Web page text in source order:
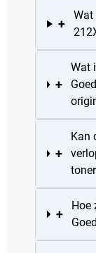
+
Wat
+
Wat
+
Kan
+
Hoe